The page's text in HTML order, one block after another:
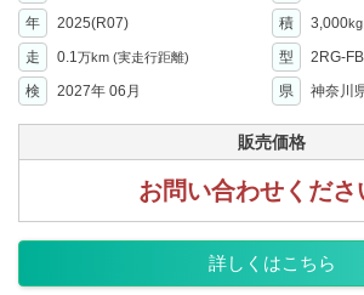
年
2025(R07) 積 3,000kg
走 0.1万km (実走行距離) 型
2RG-
検
2027年 06月 県 神奈川
販売価格
お問い合わせくださ
詳しくはこちら